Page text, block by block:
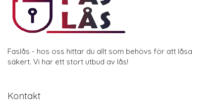
Faslås - hos oss hittar du allt som behövs för att låsa
säkert. Vi har ett stort utbud av lås!
Kontakt